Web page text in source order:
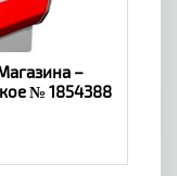
–
№ 1854388